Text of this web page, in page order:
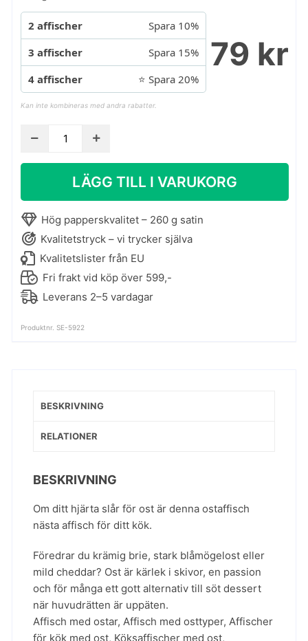
2 affischer
Spara 10%
3 affischer
Spara 15%
4 affischer
⭐ Spara 20%
Kan inte kombineras med andra rabatter.
79 kr
ostar
med
läckra
ostsorter
mängd
LÄGG TILL I VARUKORG
Hög papperskvalitet – 260 g satin
Kvalitetstryck – vi trycker själva
Kvalitetslister från EU
Fri frakt vid köp över 599,-
Leverans 2–5 vardagar
Produktnr. SE-5922
BESKRIVNING
RELATIONER
BESKRIVNING
Om ditt hjärta slår för ost är denna ostaffisch
nästa affisch för ditt kök.
Föredrar du krämig brie, stark blåmögelost eller
mild cheddar? Ost är kärlek i skivor, en passion
och för många ett gott alternativ till söt dessert
när huvudrätten är uppäten.
Affisch med ostar, Affisch med osttyper, Affischer
för kök med ost, Köksaffischer med ost,